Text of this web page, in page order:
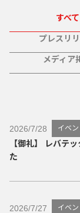
すべて
プレスリ
メディア
2026/7/28 イベ
【御礼】 レバテ
た
2026/7/27 イベ